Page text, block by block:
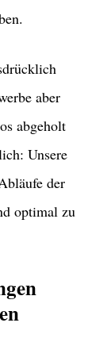
aber
abgeholt
Unsere
der
optimal zu